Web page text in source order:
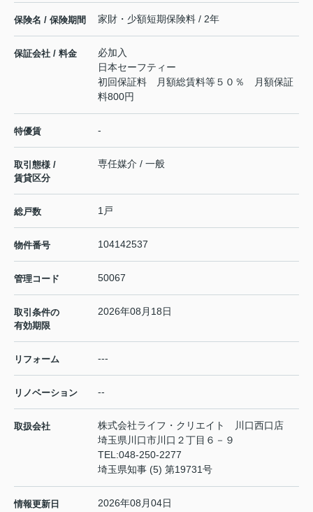
保険名 / 保険期間 家財・少額短期保険料 / 2年
保証会社 / 料金
必加入
日本セーフティー
初回保証料 月額総賃料等５０％ 月額保証
料800円
特優賃 -
取引態様 /
賃貸区分
専任媒介 / 一般
総戸数 1戸
物件番号 104142537
管理コード 50067
取引条件の
有効期限
2026年08月18日
リフォーム ---
リノベーション --
取扱会社
株式会社ライフ・クリエイト 川口西口店
埼玉県川口市川口２丁目６－９
TEL:048-250-2277
埼玉県知事 (5) 第19731号
情報更新日 2026年08月04日